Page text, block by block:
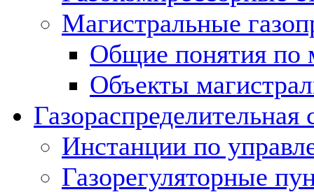
Магистральные
Общие понятия по
Объекты
Газораспределительная
Инстанции по
Газорегуляторные